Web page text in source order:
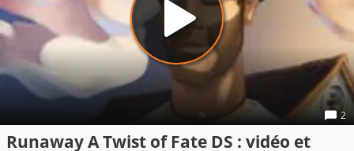
2
Runaway A Twist of Fate DS : vidéo et